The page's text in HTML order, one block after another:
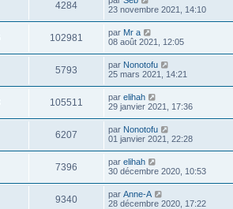
4284
23 novembre 2021, 14:10
102981 par Mr a
08 août 2021, 12:05
5793 par Nonotofu
25 mars 2021, 14:21
105511 par elihah
29 janvier 2021, 17:36
6207 par Nonotofu
01 janvier 2021, 22:28
7396 par elihah
30 décembre 2020, 10:53
9340 par Anne-A
28 décembre 2020, 17:22